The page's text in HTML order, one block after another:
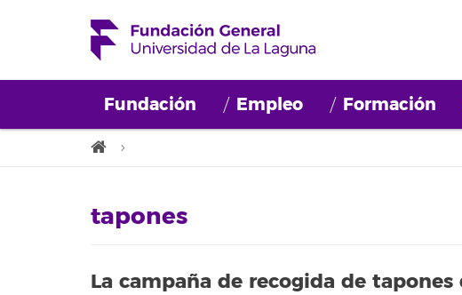
Fundación Empleo Formación
tapones
La campaña de recogida de